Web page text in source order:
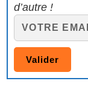
d’autre !